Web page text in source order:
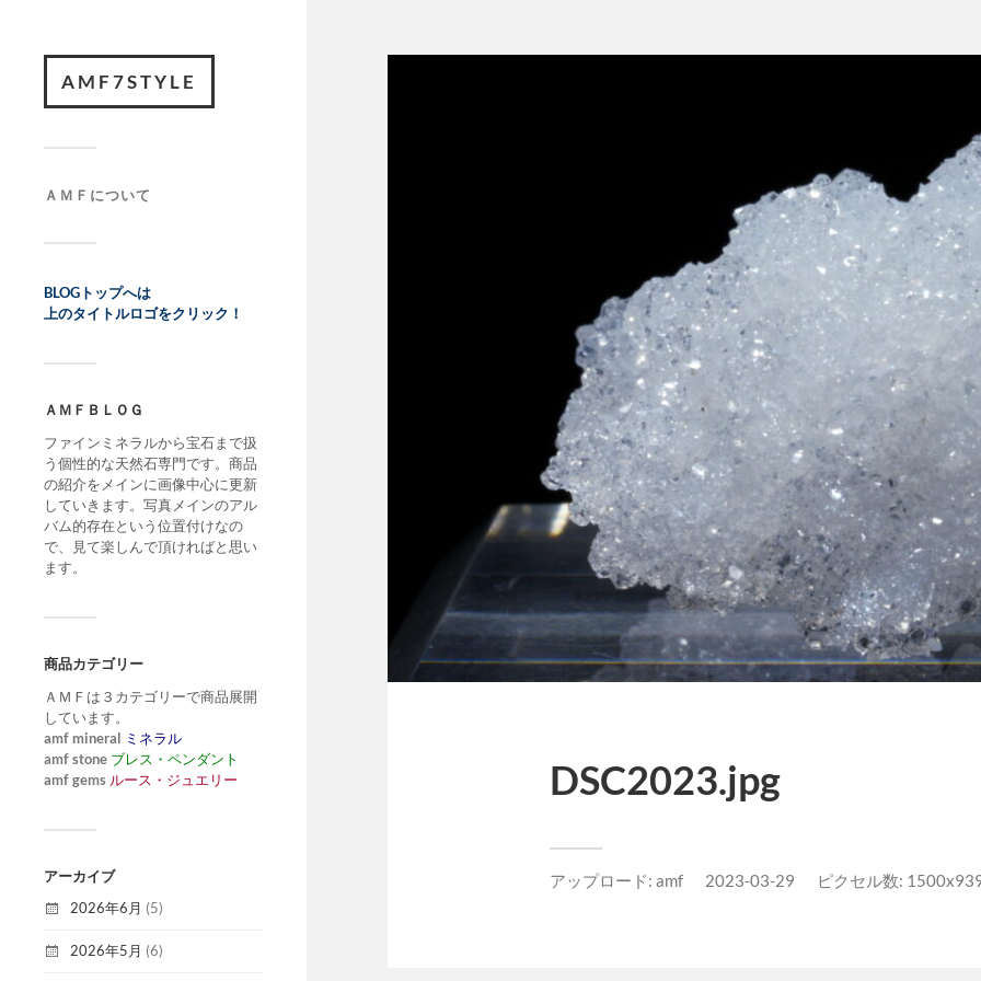
AMF7STYLE
ＡＭＦについて
BLOGトップへは
上のタイトルロゴをクリック！
ＡＭＦＢＬＯＧ
ファインミネラルから宝石まで扱
う個性的な天然石専門です。商品
の紹介をメインに画像中心に更新
していきます。写真メインのアル
バム的存在という位置付けなの
で、見て楽しんで頂ければと思い
ます。
商品カテゴリー
ＡＭＦは３カテゴリーで商品展開
しています。
amf mineral ミネラル
amf stone ブレス・ペンダント
amf gems ルース・ジュエリー
アーカイブ
2026年6月 (5)
2026年5月 (6)
DSC2023.jpg
アップロード: amf 2023-03-29 ピクセル数: